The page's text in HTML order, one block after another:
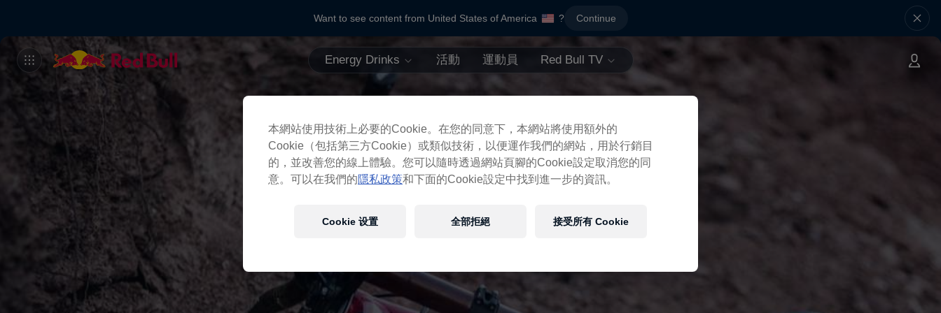
Want to see content from United States of America ? Continue
Energy Drinks 活動 運動員 Red Bull TV
本網站使用技術上必要的Cookie。在您的同意下，本網站將使用額外的
Cookie（包括第三方Cookie）或類似技術，以便運作我們的網站，用於行銷目
的，並改善您的線上體驗。您可以隨時透過網站頁腳的Cookie設定取消您的同
意。可以在我們的隱私政策和下面的Cookie設定中找到進一步的資訊。
Cookie 设置 全部拒絕 接受所有 Cookie